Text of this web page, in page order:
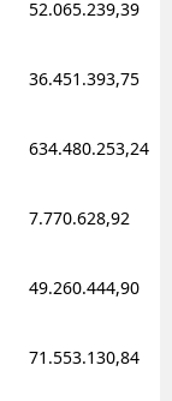
52.065.239,39
36.451.393,75
634.480.253,24
7.770.628,92
49.260.444,90
71.553.130,84